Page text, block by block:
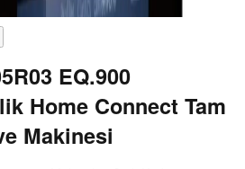
EQ.900
Home Connect Tam
Makinesi